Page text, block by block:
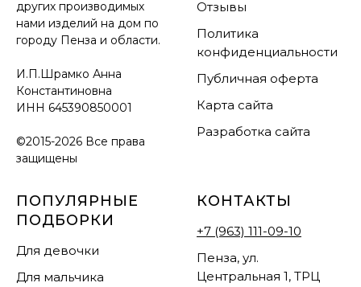
других производимых
нами изделий на дом по
городу Пенза и области.
И.П.Шрамко Анна
Константиновна
ИНН 645390850001
©2015-2026 Все права
защищены
Отзывы
Политика
конфиденциальности
Публичная оферта
Карта сайта
Разработка сайта
ПОПУЛЯРНЫЕ
ПОДБОРКИ
Для девочки
Для мальчика
КОНТАКТЫ
+7 (963) 111-09-10
Пенза, ул.
Центральная 1, ТРЦ